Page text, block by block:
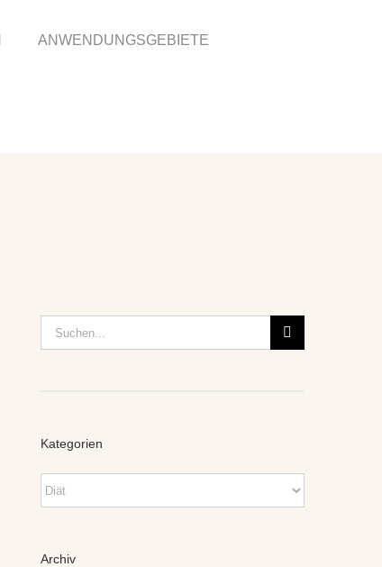
ANWENDUNGSGEBIETE
Suche
nach:
Kategorien
Kategorien
Archiv